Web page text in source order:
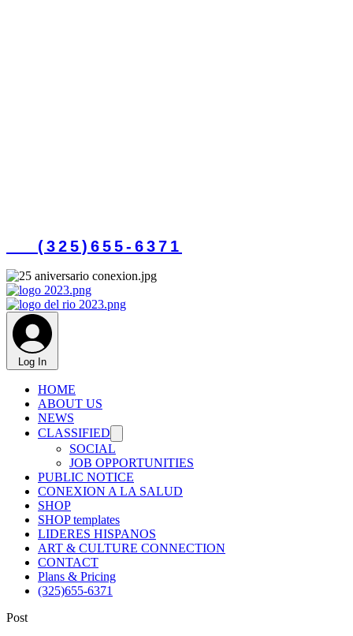
(325)655-6371
Log In
HOME
ABOUT US
NEWS
CLASSIFIED
SOCIAL
JOB OPPORTUNITIES
PUBLIC NOTICE
CONEXION A LA SALUD
SHOP
SHOP templates
LIDERES HISPANOS
ART & CULTURE CONNECTION
CONTACT
Plans & Pricing
(325)655-6371
Post